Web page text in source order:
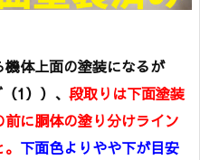
体上面の塗装になるが
1））、 段取りは下面塗装
に胴体の塗り分けライン
下面色よりやや下が目安